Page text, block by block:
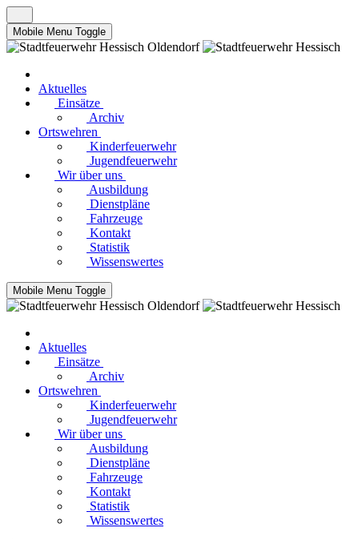
Mobile Menu Toggle
Aktuelles
Einsätze
Archiv
Ortswehren
Kinderfeuerwehr
Jugendfeuerwehr
Wir über uns
Ausbildung
Dienstpläne
Fahrzeuge
Kontakt
Statistik
Wissenswertes
Mobile Menu Toggle
Aktuelles
Einsätze
Archiv
Ortswehren
Kinderfeuerwehr
Jugendfeuerwehr
Wir über uns
Ausbildung
Dienstpläne
Fahrzeuge
Kontakt
Statistik
Wissenswertes